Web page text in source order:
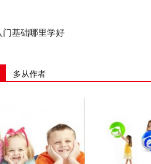
门基础哪里学好
多从作者